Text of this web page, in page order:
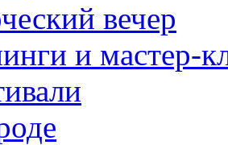
вечер
и мастер-